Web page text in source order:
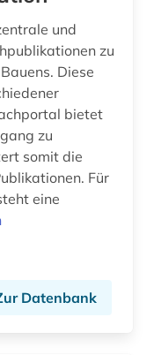
und
zu
Diese
bietet
zu
somit die
Für
eine
Datenbank